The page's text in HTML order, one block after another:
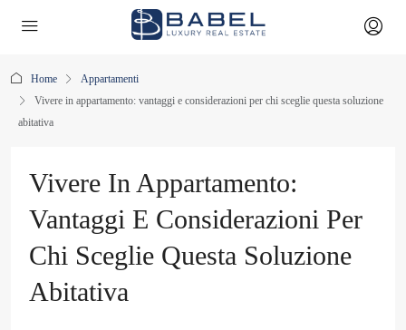
Home
Appartamenti
Vivere in appartamento: vantaggi e considerazioni per chi sceglie questa soluzione
abitativa
Vivere In Appartamento:
Vantaggi E Considerazioni Per
Chi Sceglie Questa Soluzione
Abitativa